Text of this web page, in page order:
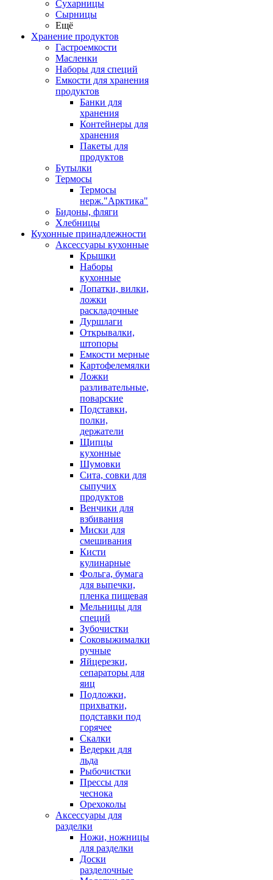
Сухарницы
Сырницы
Ещё
Хранение продуктов
Гастроемкости
Масленки
Наборы для специй
Емкости для хранения
продуктов
Банки для
хранения
Контейнеры для
хранения
Пакеты для
продуктов
Бутылки
Термосы
Термосы
нерж."Арктика"
Бидоны, фляги
Хлебницы
Кухонные принадлежности
Аксессуары кухонные
Крышки
Наборы
кухонные
Лопатки, вилки,
ложки
раскладочные
Дуршлаги
Открывалки,
штопоры
Емкости мерные
Картофелемялки
Ложки
разливательные,
поварские
Подставки,
полки,
держатели
Щипцы
кухонные
Шумовки
Сита, совки для
сыпучих
продуктов
Венчики для
взбивания
Миски для
смешивания
Кисти
кулинарные
Фольга, бумага
для выпечки,
пленка пищевая
Мельницы для
специй
Зубочистки
Соковыжималки
ручные
Яйцерезки,
сепараторы для
яиц
Подложки,
прихватки,
подставки под
горячее
Скалки
Ведерки для
льда
Рыбочистки
Прессы для
чеснока
Орехоколы
Аксессуары для
разделки
Ножи, ножницы
для разделки
Доски
разделочные